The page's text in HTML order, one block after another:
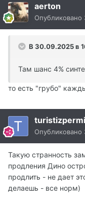
aerton
Опубликовано
В 30.09.2025 в
Там шанс 4%
то есть "грубо"
turistizpermi
Опубликовано
Такую странность
продления Дино
продлить - не дает
делаешь - все норм)